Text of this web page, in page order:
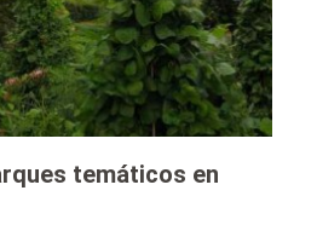
temáticos en